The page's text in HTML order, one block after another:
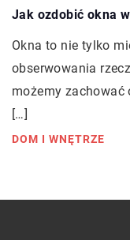
Jak ozdobić okna
Okna to nie tylko
obserwowania
możemy zachować
[…]
DOM I WNĘTRZE